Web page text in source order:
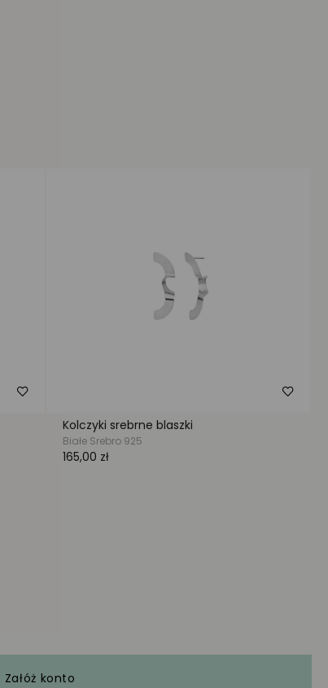
Załóż konto